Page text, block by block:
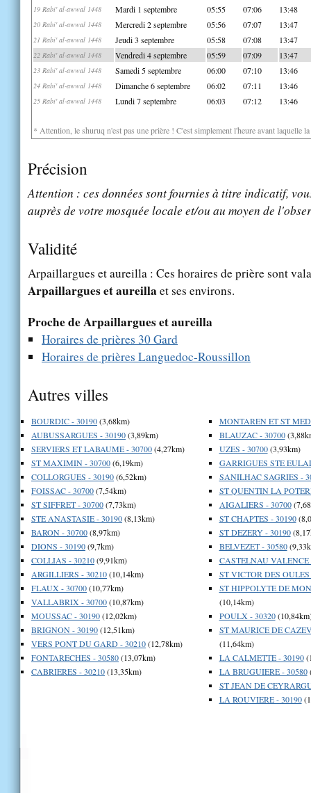
19 Rabi' al-awwal 1448 Mardi 1 septembre 05:55 07:06 13:48
20 Rabi' al-awwal 1448 Mercredi 2 septembre 05:56 07:07 13:47
21 Rabi' al-awwal 1448 Jeudi 3 septembre 05:58 07:08 13:47
22 Rabi' al-awwal 1448 Vendredi 4 septembre 05:59 07:09 13:47
23 Rabi' al-awwal 1448 Samedi 5 septembre 06:00 07:10 13:46
24 Rabi' al-awwal 1448 Dimanche 6 septembre 06:02 07:11 13:46
25 Rabi' al-awwal 1448 Lundi 7 septembre 06:03 07:12 13:46
* Attention, le shuruq n'est pas une prière ! C'est simplement l'heure avant laquelle
Précision
Attention : ces données sont fournies à titre indicatif,
auprès de votre mosquée locale et/ou au moyen de
Validité
Arpaillargues et aureilla : Ces horaires de prière sont
Arpaillargues et aureilla et ses environs.
Proche de Arpaillargues et aureilla
Horaires de prières 30 Gard
Horaires de prières Languedoc-Roussillon
Autres villes
BOURDIC - 30190(3,68km)
AUBUSSARGUES - 30190(3,89km)
SERVIERS ET LABAUME - 30700(4,27km)
ST MAXIMIN - 30700(6,19km)
COLLORGUES - 30190(6,52km)
FOISSAC - 30700(7,54km)
ST SIFFRET - 30700(7,73km)
STE ANASTASIE - 30190(8,13km)
BARON - 30700(8,97km)
DIONS - 30190(9,7km)
COLLIAS - 30210(9,91km)
ARGILLIERS - 30210(10,14km)
FLAUX - 30700(10,77km)
VALLABRIX - 30700(10,87km)
MOUSSAC - 30190(12,02km)
BRIGNON - 30190(12,51km)
VERS PONT DU GARD - 30210(12,78km)
FONTARECHES - 30580(13,07km)
CABRIERES - 30210(13,35km)
MONTAREN ET ST
BLAUZAC - 30700
UZES - 30700(3,93km)
GARRIGUES STE
SANILHAC SAGRIES -
ST QUENTIN LA
AIGALIERS - 30700
ST CHAPTES - 30190
ST DEZERY - 30190
BELVEZET - 30580
CASTELNAU VALENCE
ST VICTOR DES OULES
ST HIPPOLYTE DE
(10,14km)
POULX - 30320
ST MAURICE DE
(11,64km)
LA CALMETTE - 30190
LA BRUGUIERE - 30580
ST JEAN DE
LA ROUVIERE - 30190